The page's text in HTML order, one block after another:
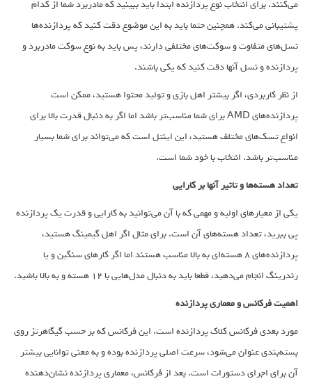
می‌کنند. برای انتخاب نوع پردازنده ابتدا باید ببینید که مادربرد شما از کدام
پشتیبانی می‌کند. همچنین حتما باید به این موضوع دقت کنید که پردازنده‌ها
نسل‌های متفاوت و سوکت‌های مختلفی دارند،‌ پس باید به نوع سوکت مادربرد و
پردازنده و نسل آنها دقت کنید که یکی باشند.
از نظر کاربردی، اگر بیشتر اهل بازی و تولید محتوا هستید، ممکن است
پردازنده‌های AMD برای شما مناسب‌تر باشد اما اگر به دنبال قدرت بالا برای
انواع تسک‌های مختلف هستید، این اینتل است که می‌تواند برای شما بسیار
مناسب‌تر باشد. انتخاب با خود شما است.
تعداد هسته‌ها و تاثیر آنها بر کارایی
یکی از معیارهای اولیه و مهمی که با آن می‌توانید به کارایی و قدرت یک پردازنده
پی ببرید، تعداد هسته‌های آن است. برای مثال اگر اهل گیمینگ هستید،
پردازنده‌های 8 هسته‌ای به بالا مناسب هستند اما اگر کارهای سنگین و یا
رندرینگ انجام می‌دهید، قطعا باید به دنبال مدل‌هایی با 12 هسته و به بالا باشید.
اهمیت فرکانس و معماری پردازنده
مورد بعدی فرکانس کلاک پردازنده است. این فرکانس که بر حسب گیگاهرتز روی
بسته‌بندی عنوان می‌شود، سرعت اصلی پردازنده بوده و به معنی توانایی بیشتر
آن برای اجرای دستورات است. بعد از فرکانس، معماری پردازنده نشان‌دهنده